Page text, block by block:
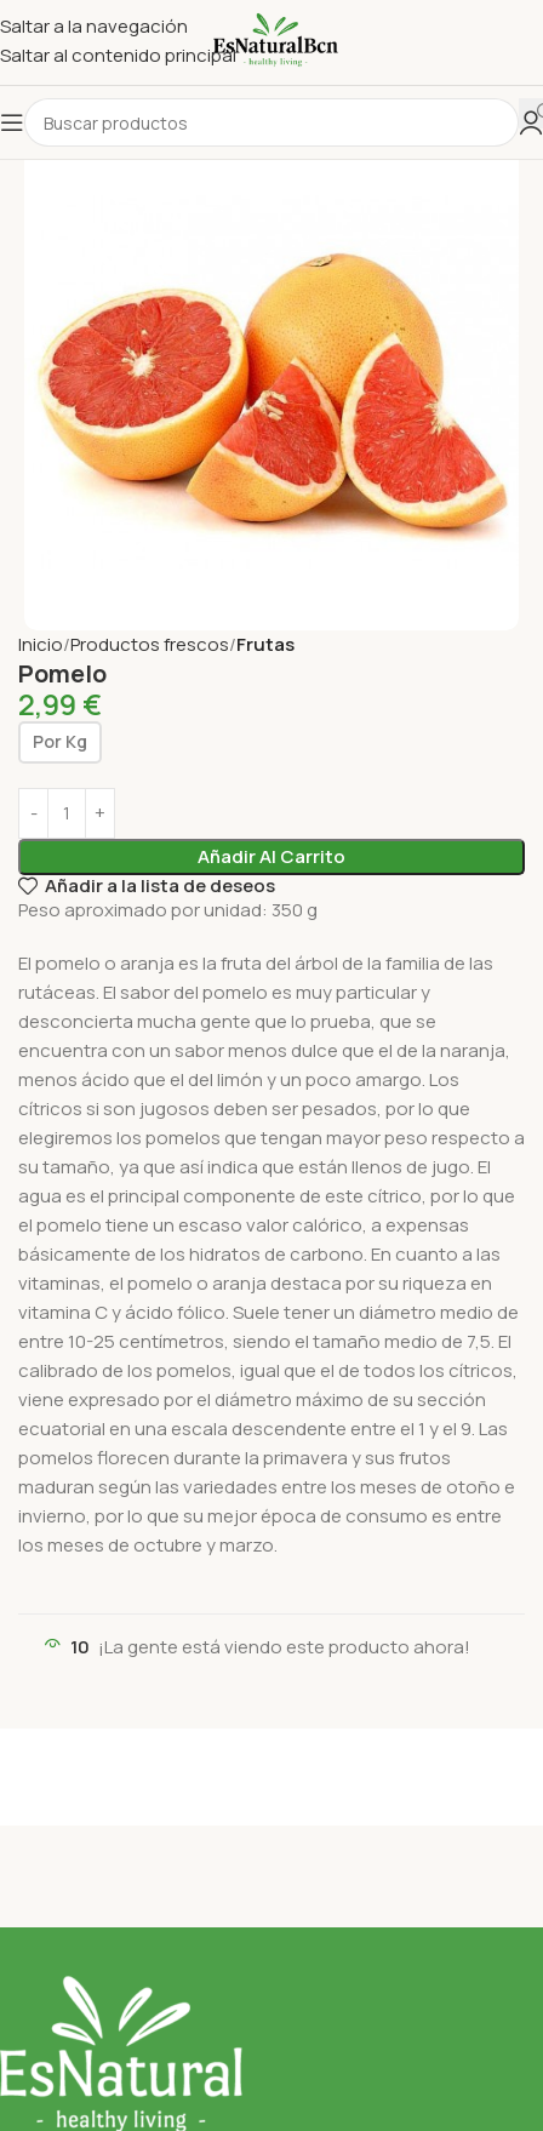
Saltar a la navegación
Saltar al contenido principal
Inicio Productos frescos Frutas
Pomelo
2,99 €
Por Kg
Añadir Al Carrito
Añadir a la lista de deseos
Peso aproximado por unidad: 350 g
El pomelo o aranja es la fruta del árbol de la familia de las
rutáceas. El sabor del pomelo es muy particular y
desconcierta mucha gente que lo prueba, que se
encuentra con un sabor menos dulce que el de la naranja,
menos ácido que el del limón y un poco amargo. Los
cítricos si son jugosos deben ser pesados, por lo que
elegiremos los pomelos que tengan mayor peso respecto a
su tamaño, ya que así indica que están llenos de jugo. El
agua es el principal componente de este cítrico, por lo que
el pomelo tiene un escaso valor calórico, a expensas
básicamente de los hidratos de carbono. En cuanto a las
vitaminas, el pomelo o aranja destaca por su riqueza en
vitamina C y ácido fólico. Suele tener un diámetro medio de
entre 10-25 centímetros, siendo el tamaño medio de 7,5. El
calibrado de los pomelos, igual que el de todos los cítricos,
viene expresado por el diámetro máximo de su sección
ecuatorial en una escala descendente entre el 1 y el 9. Las
pomelos florecen durante la primavera y sus frutos
maduran según las variedades entre los meses de otoño e
invierno, por lo que su mejor época de consumo es entre
los meses de octubre y marzo.
10 ¡La gente está viendo este producto ahora!